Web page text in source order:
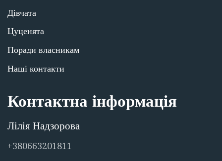
Дівчата
Цуценята
Поради власникам
Наші контакти
Контактна інформація
Лілія Надзорова
+380663201811